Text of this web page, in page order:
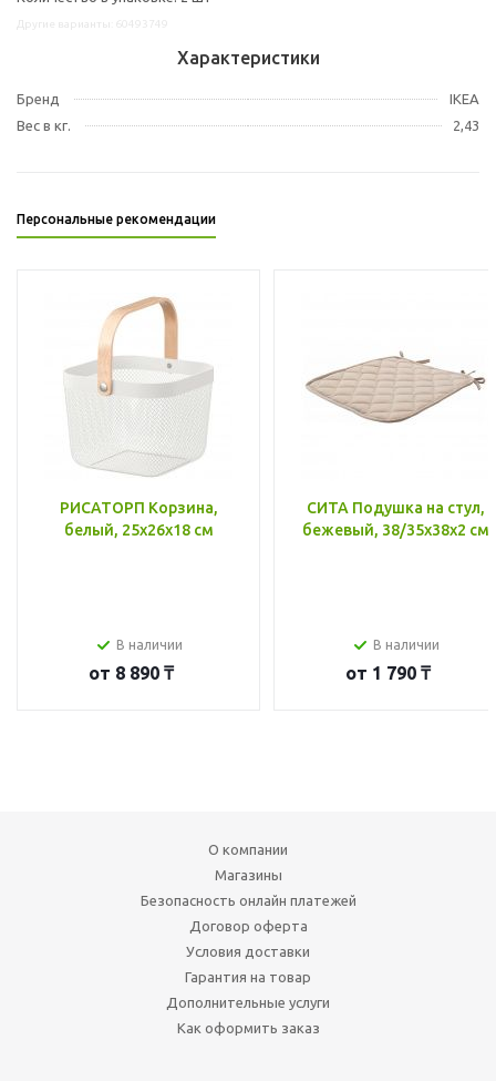
Характеристики
Бренд
IKEA
Вес в кг.
2,43
Персональные рекомендации
РИСАТОРП Корзина,
белый, 25x26x18 см
В наличии
от 8 890 ₸
СИТА Подушка на стул,
бежевый, 38/35x38x2 см
В наличии
от 1 790 ₸
О компании
Магазины
Безопасность онлайн платежей
Договор оферта
Условия доставки
Гарантия на товар
Дополнительные услуги
Как оформить заказ